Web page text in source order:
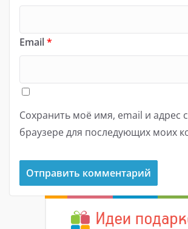
Email*
Сохранить моё имя, email и адрес
браузере для последующих моих